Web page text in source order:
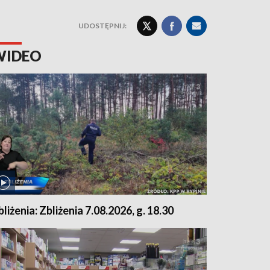
UDOSTĘPNIJ:
Zbliżenia 7.08.2026, g. 18.30